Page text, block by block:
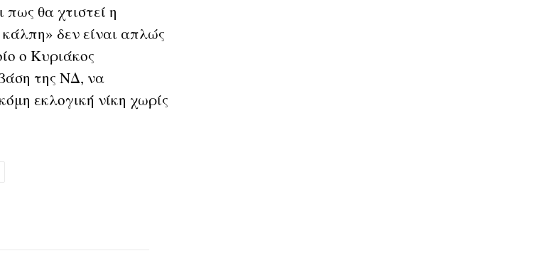
θα χτιστεί η
δεν είναι απλώς
ο Κυριάκος
της ΝΔ, να
εκλογική νίκη χωρίς